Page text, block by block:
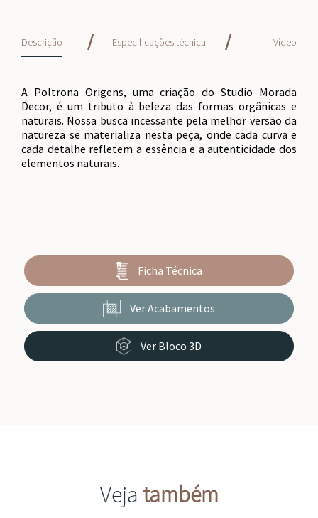
Descrição / Especificações técnica / Vídeo
A Poltrona Origens, uma criação do Studio Morada
Decor, é um tributo à beleza das formas orgânicas e
naturais. Nossa busca incessante pela melhor versão da
natureza se materializa nesta peça, onde cada curva e
cada detalhe refletem a essência e a autenticidade dos
elementos naturais.
Ficha Técnica
Ver Acabamentos
Ver Bloco 3D
Veja também